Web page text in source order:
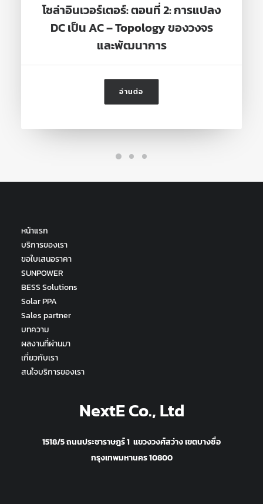
โซล่าอินเวอร์เตอร์: ตอนที่ 2: การแปลง
DC เป็น AC – Topology ของวงจร
และพัฒนาการ
อ่านต่อ
หน้าแรก
บริการของเรา
ขอใบเสนอราคา
SUNPOWER
BESS Solutions
Solar PPA
Sales partner
บทความ
ผลงานที่ผ่านมา
เกี่ยวกับเรา
สนใจบริการของเรา
NextE Co., Ltd
1518/5 ถนนประชาราษฎร์ 1 แขวงวงศ์สว่าง เขตบางซื่อ
กรุงเทพมหานคร 10800